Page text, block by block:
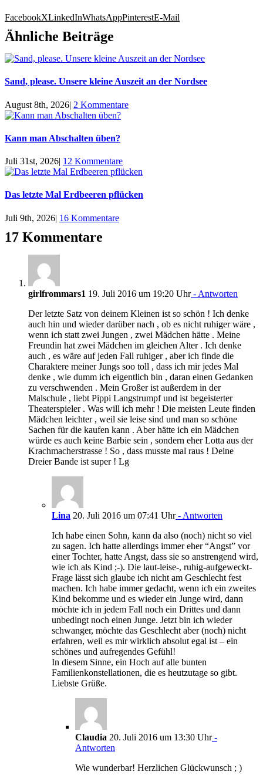
FacebookXLinkedInWhatsAppPinterestE-Mail
Ähnliche Beiträge
Sand, please. Unsere kleine Auszeit an der Nordsee
August 8th, 2026| 2 Kommentare
Kann man Abschalten üben?
Juli 31st, 2026| 12 Kommentare
Das letzte Mal Erdbeeren pflücken
Juli 9th, 2026| 16 Kommentare
17 Kommentare
girlfrommars1 19. Juli 2016 um 19:20 Uhr- Antworten
Der letzte Satz von deinem Kleinen ist so schön ! Ich denke
auch hin und wieder darüber nach , ob es nicht ruhiger wäre ,
wenn ich statt zwei Jungen , zwei Mädchen hätte . Meine
Freundin hat zwei Mädchen im gleichen Alter . Ich denke
auch , es wäre auf jeden Fall ruhiger , aber ich finde die
Charaktere meiner Jungs soo toll , dass ich mir jedes Mal
denke , wie dumm ich eigentlich bin , daran einen Gedanken
zu verschwenden . Mein Großer ist außerdem in der
Malschule , liebt Pippi Langstrumpf und ist begeisterter
Theaterspieler . Was will ich mehr ! Die meisten Leute finden
Mädchen leichter , weil sie leise sind und man so schöne
Sachen für die kaufen kann . Aber hätte ich ein Mädchen
würde es auch keine Barbie sein , sondern eher Lotta aus der
Krachmacherstrasse ! So , dass musste mal raus ! Deine
Dreier Bande ist super ! Lg
Lina 20. Juli 2016 um 07:41 Uhr- Antworten
Ich habe einen Sohn, kann da also (noch) nicht so viel
zu sagen. Ich hatte allerdings immer eher “Angst” vor
einer Tochter, hatte Angst, dass sie so anstrengend wird,
wie ich als Kind ;-). Die laut-leise-, ruhig-aufgeweckt-
Frage lässt sich glaube ich nicht am Geschlecht fest
machen. Ich habe immer gedacht, wenn ich ein zweites
Kind bekomme und es wieder ein Junge wird, dann
möchte ich in jedem Fall noch ein Drittes und dann
unbedingt noch einen Junge. Jetzt bin ich wieder
schwanger, möchte das Geschlecht aber (noch) nicht
erfahren, weil es mir wirklich absolut egal ist – ein
schönes und aufregendes Gefühl!
In diesem Sinne, ein Hoch auf alle bunten
Familienkonstellationen, die es heutzutage so gibt.
Liebste Grüße.
Claudia 20. Juli 2016 um 13:30 Uhr-
Antworten
Wie wunderbar! Herzlichen Glückwunsch ; )